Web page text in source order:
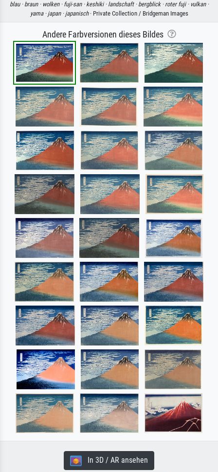
blau · braun · wolken · fuji-san · keshiki · landschaft · bergblick · roter fuji · vulkan ·
yama · japan · japanisch· Private Collection / Bridgeman Images
Andere Farbversionen dieses Bildes
In 3D / AR ansehen